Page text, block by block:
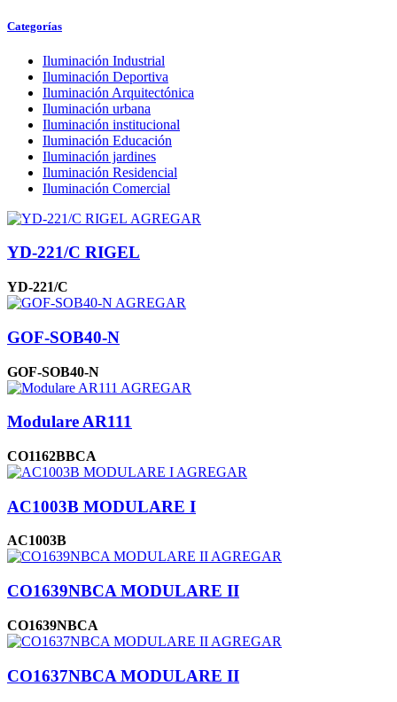
Categorías
Iluminación Industrial
Iluminación Deportiva
Iluminación Arquitectónica
Iluminación urbana
Iluminación institucional
Iluminación Educación
Iluminación jardines
Iluminación Residencial
Iluminación Comercial
AGREGAR
YD-221/C RIGEL
YD-221/C
AGREGAR
GOF-SOB40-N
GOF-SOB40-N
AGREGAR
Modulare AR111
CO1162BBCA
AGREGAR
AC1003B MODULARE I
AC1003B
AGREGAR
CO1639NBCA MODULARE II
CO1639NBCA
AGREGAR
CO1637NBCA MODULARE II